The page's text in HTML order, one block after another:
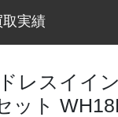
取実績
レスイイ
ット